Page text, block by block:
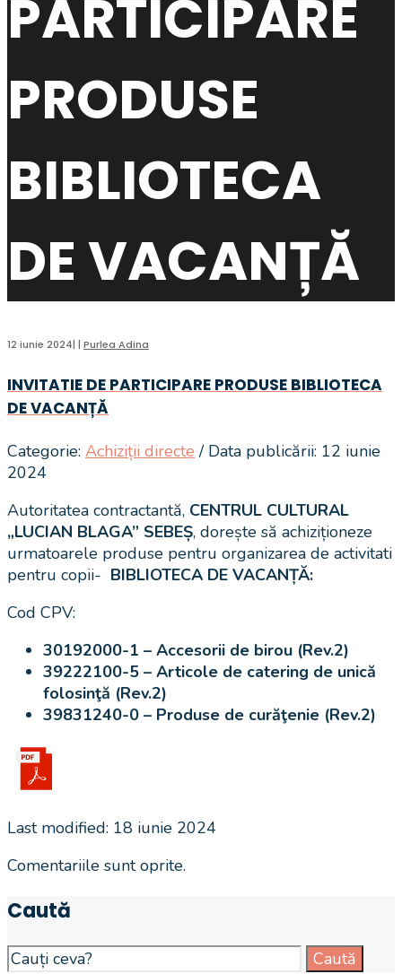
PARTICIPARE
PRODUSE
BIBLIOTECA
DE VACANȚĂ
12 iunie 2024| | Purlea Adina
INVITATIE DE PARTICIPARE PRODUSE BIBLIOTECA
DE VACANȚĂ
Categorie: Achiziții directe / Data publicării: 12 iunie
2024
Autoritatea contractantă, CENTRUL CULTURAL
„LUCIAN BLAGA” SEBEȘ, dorește să achiziționeze
urmatoarele produse pentru organizarea de activitati
pentru copii- BIBLIOTECA DE VACANȚĂ:
Cod CPV:
30192000-1 – Accesorii de birou (Rev.2)
39222100-5 – Articole de catering de unică
folosinţă (Rev.2)
39831240-0 – Produse de curăţenie (Rev.2)
Last modified: 18 iunie 2024
Comentariile sunt oprite.
Caută
Search
Caută